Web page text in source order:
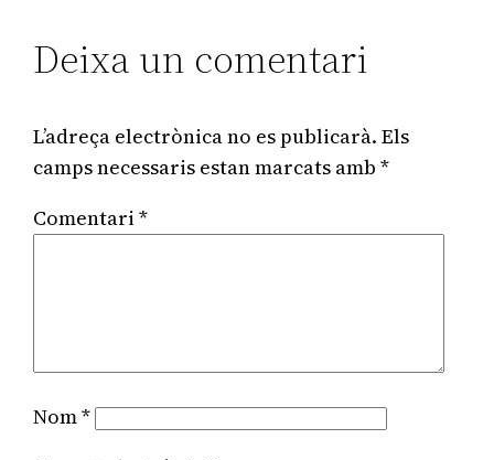
Deixa un comentari
L’adreça electrònica no es publicarà. Els
camps necessaris estan marcats amb*
Comentari*
Nom*